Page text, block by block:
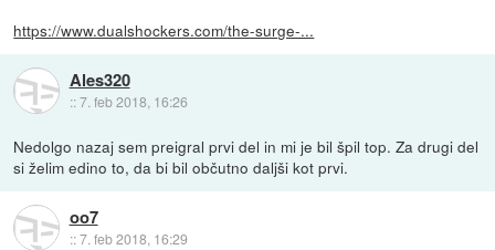
https://www.dualshockers.com/the-surge-...
Ales320
::7. feb 2018, 16:26
Nedolgo nazaj sem preigral prvi del in mi je bil špil top. Za drugi del
si želim edino to, da bi bil občutno daljši kot prvi.
oo7
::7. feb 2018, 16:29